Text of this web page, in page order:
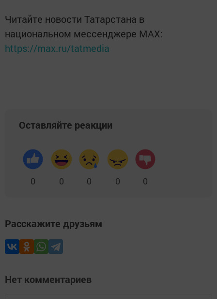
Читайте новости Татарстана в
национальном мессенджере MАХ:
https://max.ru/tatmedia
Оставляйте реакции
0 0 0 0 0
Расскажите друзьям
Нет комментариев